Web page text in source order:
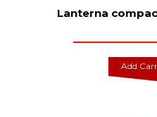
Lanterna
Add